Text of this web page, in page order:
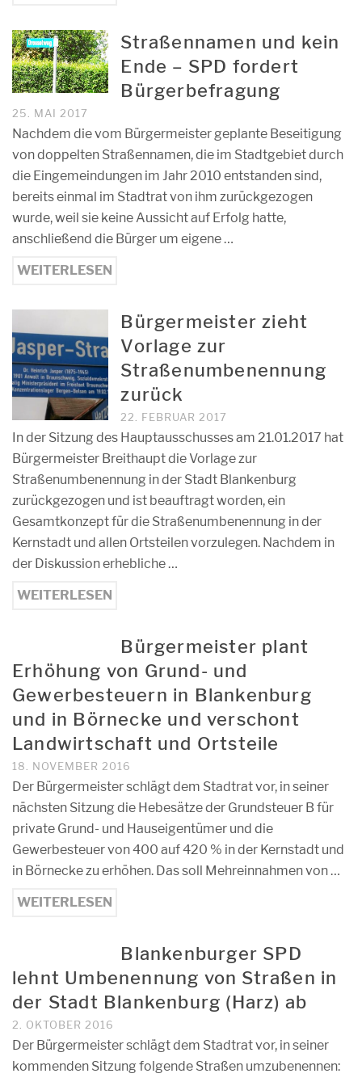
Straßennamen und kein
Ende – SPD fordert
Bürgerbefragung
25. MAI 2017
Nachdem die vom Bürgermeister geplante Beseitigung
von doppelten Straßennamen, die im Stadtgebiet durch
die Eingemeindungen im Jahr 2010 entstanden sind,
bereits einmal im Stadtrat von ihm zurückgezogen
wurde, weil sie keine Aussicht auf Erfolg hatte,
anschließend die Bürger um eigene …
WEITERLESEN
Bürgermeister zieht
Vorlage zur
Straßenumbenennung
zurück
22. FEBRUAR 2017
In der Sitzung des Hauptausschusses am 21.01.2017 hat
Bürgermeister Breithaupt die Vorlage zur
Straßenumbenennung in der Stadt Blankenburg
zurückgezogen und ist beauftragt worden, ein
Gesamtkonzept für die Straßenumbenennung in der
Kernstadt und allen Ortsteilen vorzulegen. Nachdem in
der Diskussion erhebliche …
WEITERLESEN
Bürgermeister plant
Erhöhung von Grund- und
Gewerbesteuern in Blankenburg
und in Börnecke und verschont
Landwirtschaft und Ortsteile
18. NOVEMBER 2016
Der Bürgermeister schlägt dem Stadtrat vor, in seiner
nächsten Sitzung die Hebesätze der Grundsteuer B für
private Grund- und Hauseigentümer und die
Gewerbesteuer von 400 auf 420 % in der Kernstadt und
in Börnecke zu erhöhen. Das soll Mehreinnahmen von …
WEITERLESEN
Blankenburger SPD
lehnt Umbenennung von Straßen in
der Stadt Blankenburg (Harz) ab
2. OKTOBER 2016
Der Bürgermeister schlägt dem Stadtrat vor, in seiner
kommenden Sitzung folgende Straßen umzubenennen: